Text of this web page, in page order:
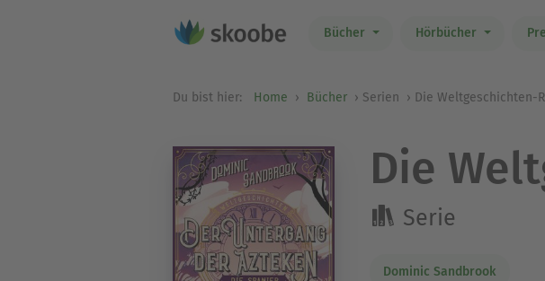
Bücher Hörbücher
Du bist hier: Home Bücher Serien Die Weltgeschichten-
Die
Serie
Dominic Sandbrook